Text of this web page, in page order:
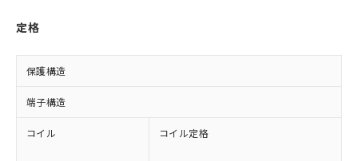
定格
保護構造
端子構造
コイル コイル定格